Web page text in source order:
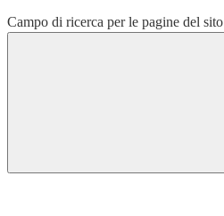
Campo di ricerca per le pagine del sito